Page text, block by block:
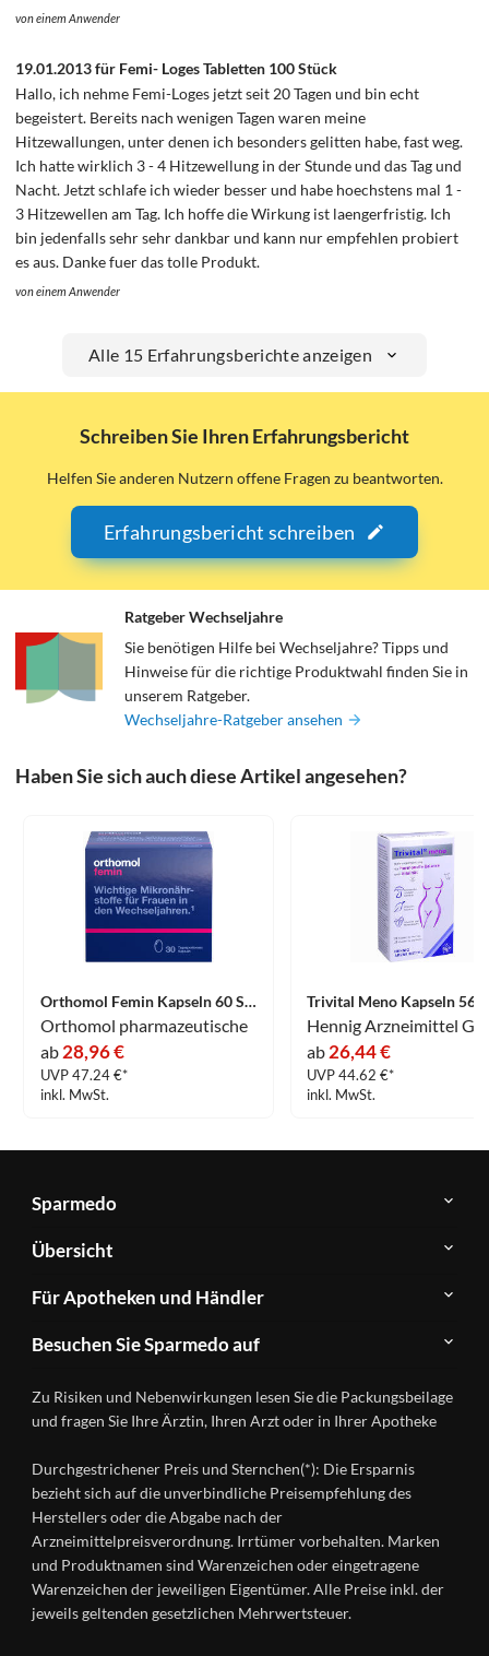
von einem Anwender
19.01.2013 für Femi- Loges Tabletten 100 Stück
Hallo, ich nehme Femi-Loges jetzt seit 20 Tagen und bin echt
begeistert. Bereits nach wenigen Tagen waren meine
Hitzewallungen, unter denen ich besonders gelitten habe, fast weg.
Ich hatte wirklich 3 - 4 Hitzewellung in der Stunde und das Tag und
Nacht. Jetzt schlafe ich wieder besser und habe hoechstens mal 1 -
3 Hitzewellen am Tag. Ich hoffe die Wirkung ist laengerfristig. Ich
bin jedenfalls sehr sehr dankbar und kann nur empfehlen probiert
es aus. Danke fuer das tolle Produkt.
von einem Anwender
Alle 15 Erfahrungsberichte anzeigen
Schreiben Sie Ihren Erfahrungsbericht
Helfen Sie anderen Nutzern offene Fragen zu beantworten.
Erfahrungsbericht schreiben
Ratgeber Wechseljahre
Sie benötigen Hilfe bei Wechseljahre? Tipps und
Hinweise für die richtige Produktwahl finden Sie in
unserem Ratgeber.
Wechseljahre-Ratgeber ansehen
Haben Sie sich auch diese Artikel angesehen?
Orthomol Femin Kapseln 60 Stück
Orthomol pharmazeutische
ab28,96 €
UVP 47.24 €*
inkl. MwSt.
Trivital Meno Kapseln 56
ab26,44 €
UVP 44.62 €*
inkl. MwSt.
Sparmedo
Über
Sparmedo
FAQ
Kontakt
Datenschutz
Nutzungsbedingungen
Übersicht
Herstellerverzeichnis
Produkte
A-
Ratgeber
Wirkstoffe
Gesundheitsmagazin
Für Apotheken und Händler
&
Händlerlogin
Besuchen Sie Sparmedo auf
Instagram
Zu Risiken und Nebenwirkungen lesen Sie die Packungsbeilage
und fragen Sie Ihre Ärztin, Ihren Arzt oder in Ihrer Apotheke
Durchgestrichener Preis und Sternchen(*): Die Ersparnis
bezieht sich auf die unverbindliche Preisempfehlung des
Herstellers oder die Abgabe nach der
Arzneimittelpreisverordnung. Irrtümer vorbehalten. Marken
und Produktnamen sind Warenzeichen oder eingetragene
Warenzeichen der jeweiligen Eigentümer. Alle Preise inkl. der
jeweils geltenden gesetzlichen Mehrwertsteuer.